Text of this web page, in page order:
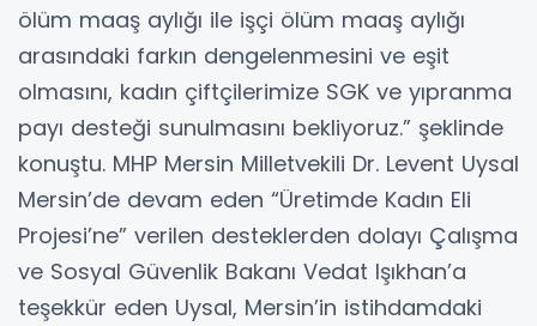
ölüm maaş aylığı ile işçi ölüm maaş aylığı
arasındaki farkın dengelenmesini ve eşit
olmasını, kadın çiftçilerimize SGK ve yıpranma
payı desteği sunulmasını bekliyoruz.” şeklinde
konuştu. MHP Mersin Milletvekili Dr. Levent Uysal
Mersin’de devam eden “Üretimde Kadın Eli
Projesi’ne” verilen desteklerden dolayı Çalışma
ve Sosyal Güvenlik Bakanı Vedat Işıkhan’a
teşekkür eden Uysal, Mersin’in istihdamdaki